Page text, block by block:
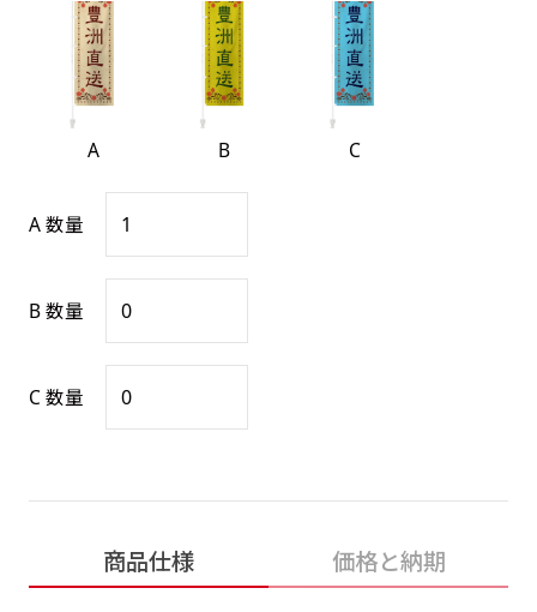
A B C
A 数量
B 数量
C 数量
商品仕様 価格と納期
入稿（AI／PSD）
購入時の案内に沿って入稿してください。［
対応ファイル：AI／PSDファイル ］
入稿（AI／PSD）（要画像確認）［ +298円
］
弊社よりJPG画像をお送りします。ご確認のお
返事を頂いたあとに製作開始いたします。
デザイン依頼［ +3,998円 ］
ご購入時の案内にそって、デザイン画のファ
文字だけのぼり［ +1,298円 ］
ご購入時の案内に沿って、文字をご指定くだ
名入れ［+999円］
名入れ（要画像確認）［+1,298円］
弊社よりJPG画像をお送りします。ご確認のお
返事を頂いたあとに製作開始いたします。
ロゴ有り名入れ［ +1,498円］
ご購入時の案内にそって、デザイン画のファ
イルまたは、文章でお知らせください。
飾る場所に対して、標準サイズでは大きすぎると
感じる場合や、立てる本数を増やしたい場合はこ
幅が15cm 狭くなっておりスリムな印象を受けま
コンパクト(45x150)
飾る場所に対して、標準サイズでは大きすぎると
感じる場合や、立てる本数を増やしたい場合はこ
幅が15cm 狭くなっておりスリムな印象を受けま
コンパクト(150x45)
上下左右
（四辺にチチ） チチ無し ハトメ四隅
上左チチと
上右チチと
右棒袋縫い
（上と右）
上棒袋縫い
（上のみ）
タペストリー
※パイプ紐付き※備考欄に要望をお書きください
Aバナー用チチ
ハトメ四隅
（+1営業日）
ハトメ上2つ
（+1営業日）
ハトメ上3つ
（+1営業日）
（+1営業日） （+1営業日）
その他
文字の上からカットされます
1本（2分割）の場合だと
文字の間にスリットが入ります